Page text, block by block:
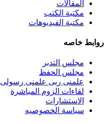
المقالات
مكتبة الكتب
مكتبة الفيديوهات
روابط خاصه
مجلس التدبر
مجلس الحفظ
علمنى ربى علمنى رسولى
لقاءات الزوم المباشرة
الاستشارات
سياسة الخصوصيه